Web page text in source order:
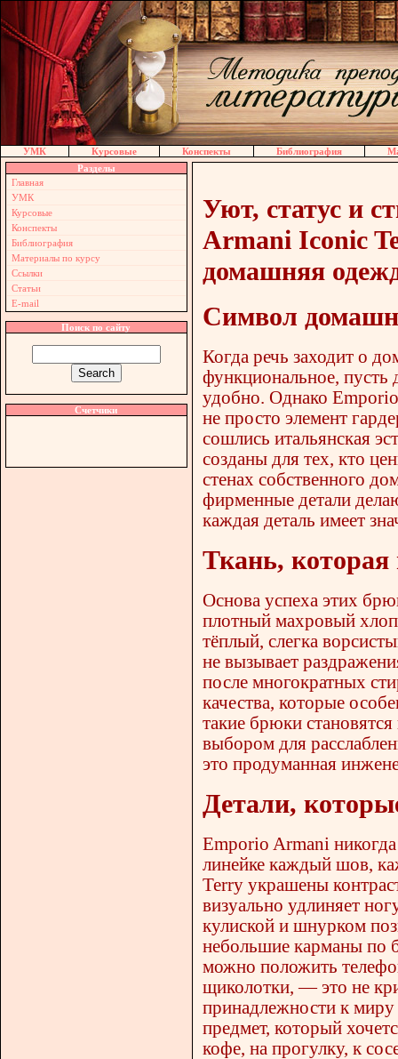
УМК Курсовые Конспекты Библиография
Разделы
Главная
УМК
Курсовые
Конспекты
Библиография
Материалы по курсу
Ссылки
Статьи
E-mail
Поиск по сайту
Счетчики
Уют, статус и
Armani Iconic
домашняя
Символ
Когда речь заходит о
функциональное,
удобно. Однако
не просто элемент
сошлись итальянская
созданы для тех, кто
стенах собственного
фирменные детали
каждая деталь имеет
Ткань, которая
Основа успеха этих
плотный махровый
тёплый, слегка
не вызывает
после многократных
качества, которые
такие брюки
выбором для
это продуманная
Детали,
Emporio Armani
линейке каждый шов,
Terry украшены
визуально удлиняет
кулиской и шнурком
небольшие карманы по
можно положить
щиколотки, — это не
принадлежности к
предмет, который
кофе, на прогулку, к